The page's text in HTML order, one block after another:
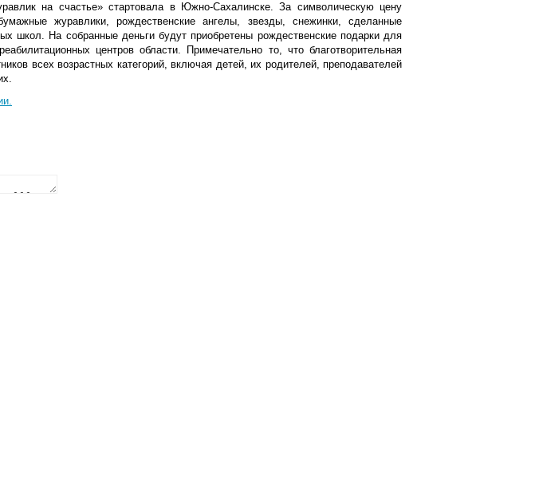
на счастье» стартовала в Южно-Сахалинске. За символическую цену
журавлики, рождественские ангелы, звезды, снежинки, сделанные
школ. На собранные деньги будут приобретены рождественские подарки для
центров области. Примечательно то, что благотворительная
всех возрастных категорий, включая детей, их родителей, преподавателей